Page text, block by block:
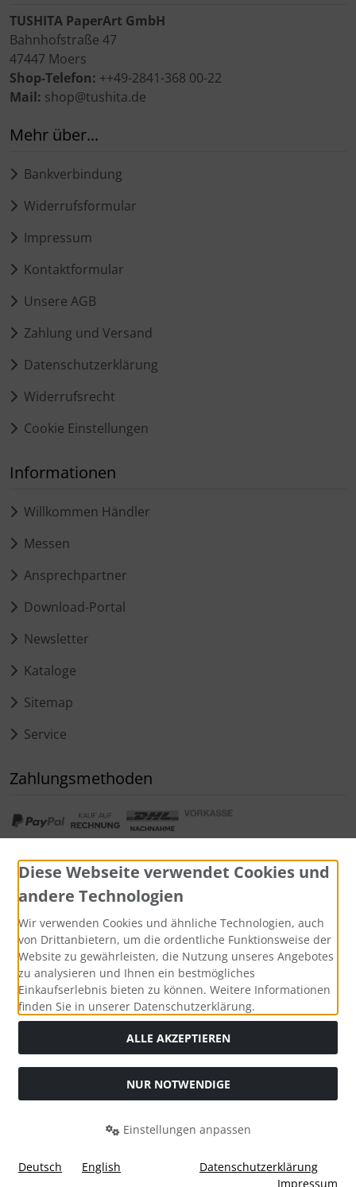
TUSHITA PaperArt GmbH
Bahnhofstraße 47
47447 Moers
Shop-Telefon: ++49-2841-368 00-22
Mail: shop@tushita.de
Mehr über...
Bankverbindung
Widerrufsformular
Impressum
Kontaktformular
Unsere AGB
Zahlung und Versand
Datenschutzerklärung
Widerrufsrecht
Cookie Einstellungen
Informationen
Willkommen Händler
Messen
Ansprechpartner
Download-Portal
Newsletter
Kataloge
Sitemap
Service
Zahlungsmethoden
Alle Preise inkl. gesetzl. MwSt. zzgl.Versandkosten
durchgestrichenen Preise entsprechen dem bisherigen Preis
Tushita PaperArt GmbH © 2026 | Template © 2026 by Karl
ialla eCommerce Shopsoftware © 2006 -2026
Diese Webseite verwendet Cookies und
andere Technologien
Wir verwenden Cookies und ähnliche Technologien, auch
von Drittanbietern, um die ordentliche Funktionsweise der
Website zu gewährleisten, die Nutzung unseres Angebotes
zu analysieren und Ihnen ein bestmögliches
Einkaufserlebnis bieten zu können. Weitere Informationen
finden Sie in unserer Datenschutzerklärung.
ALLE AKZEPTIEREN
NUR NOTWENDIGE
Einstellungen anpassen
Deutsch English
Datenschutzerklärung
Impressum